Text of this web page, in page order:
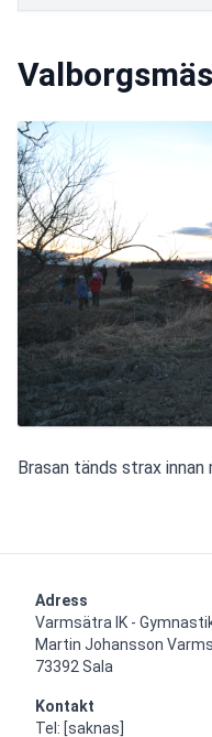
Brasan tänds strax
Adress
Varmsätra IK -
Martin Johansson
73392 Sala
Kontakt
Tel: [saknas]